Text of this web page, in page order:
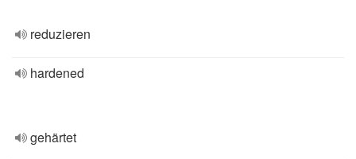
reduzieren
hardened
gehärtet